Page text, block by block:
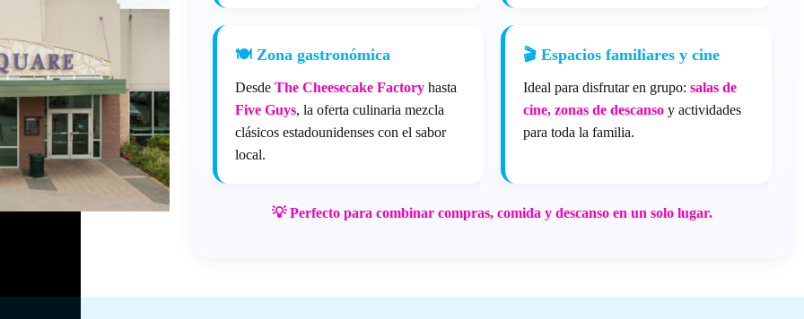
🍽️ Zona gastronómica
Desde The Cheesecake Factoryhasta
Five Guys, la oferta culinaria mezcla
clásicos estadounidenses con el sabor
local.
🎬 Espacios familiares y cine
Ideal para disfrutar en grupo: salas de
cine, zonas de descansoy actividades
para toda la familia.
💡 Perfecto para combinar compras, comida y descanso en un solo lugar.